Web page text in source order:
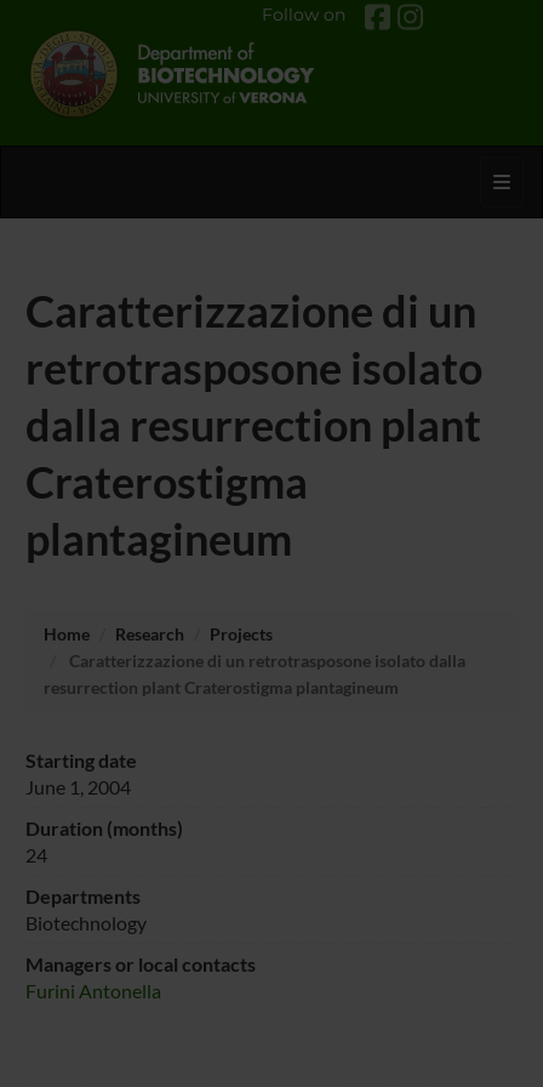
Follow on
Caratterizzazione di un
retrotrasposone isolato
dalla resurrection plant
Craterostigma
plantagineum
Home Research
Projects
Caratterizzazione di un retrotrasposone isolato dalla
resurrection plant Craterostigma plantagineum
Starting date
June 1, 2004
Duration (months)
24
Departments
Biotechnology
Managers or local contacts
Furini Antonella